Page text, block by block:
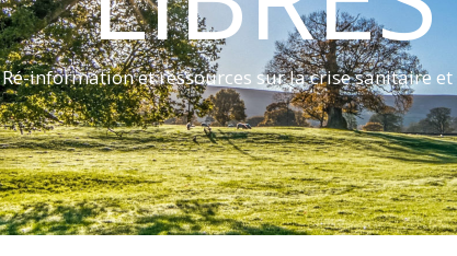
Ré-information et ressources sur la crise sanitaire